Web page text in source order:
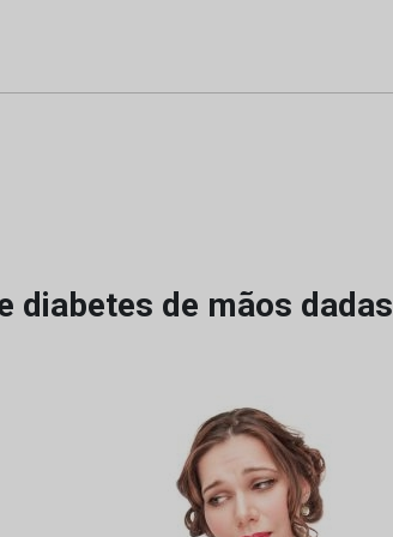
diabetes de mãos dadas